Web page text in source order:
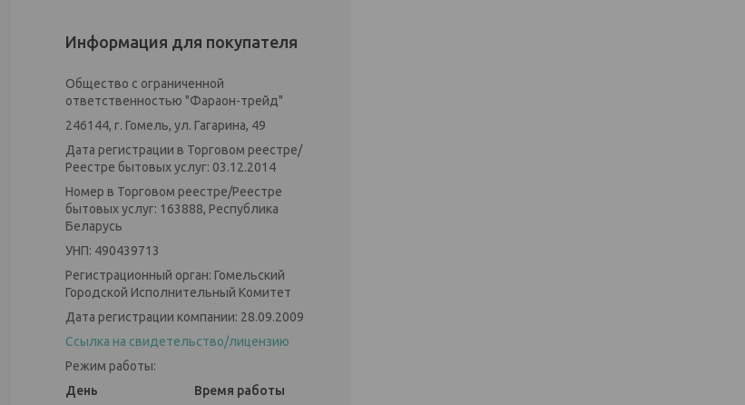
Информация для покупателя
Общество с ограниченной
ответственностью "Фараон-трейд"
246144, г. Гомель, ул. Гагарина, 49
Дата регистрации в Торговом реестре/
Реестре бытовых услуг: 03.12.2014
Номер в Торговом реестре/Реестре
бытовых услуг: 163888, Республика
Беларусь
УНП: 490439713
Регистрационный орган: Гомельский
Городской Исполнительный Комитет
Дата регистрации компании: 28.09.2009
Ссылка на свидетельство/лицензию
Режим работы:
День
Время работы